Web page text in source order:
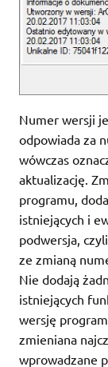
Numer wersji
odpowiada za
wówczas
aktualizację.
programu,
istniejących i
podwersja,
ze zmianą
Nie dodają
istniejących
wersję
zmieniana
wprowadzane